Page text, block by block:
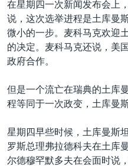
导
航
跳
转
印太
中东
欧洲
美洲
经济·金融·贸易
人权·法律·宗教
科教·文娱·体健
劳工
美中关系
热点专题
白宫要闻
美中关系
埃博拉疫情
美国之音专访
VOA视频
中文广播
关注我们
在星期四一次新闻发布会上
说，这次选举进程是土库曼
微小的一步。麦科马克欢迎
的决定。麦科马克还说，美
政府合作。
但是一个流亡在瑞典的土库
程等同于一次政变，土库曼
星期四早些时候，土库曼斯
罗斯总理弗拉德科夫在土库
尔德穆罕默多夫在会面时说